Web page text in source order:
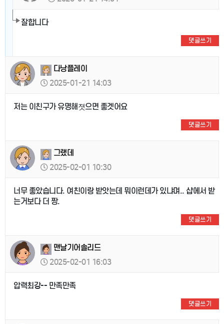
잘합니다
댓글쓰기
다낭플레이
2025-01-21 14:03
저는 이친구가 유명해졋으면 좋겟어요
댓글쓰기
그랬데
2025-02-01 10:30
너무 좋았습니다. 여친이랑 받앗는데 뭐이런데가 있냐며.. 샵에서 받
는거보다 더 짱.
댓글쓰기
맨날기어솔리드
2025-02-01 16:03
압력최강-- 만족만족
댓글쓰기